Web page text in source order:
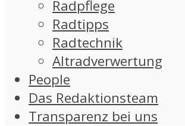
Radpflege
Radtipps
Radtechnik
Altradverwertung
People
Das Redaktionsteam
Transparenz bei uns